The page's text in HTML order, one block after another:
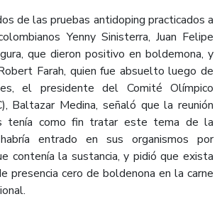
de las pruebas antidoping practicados a
Yenny Sinisterra, Juan Felipe
que dieron positivo en boldemona, y
Farah, quien fue absuelto luego de
el presidente del Comité Olímpico
Baltazar Medina, señaló que la reunión
tenía como fin tratar este tema de la
entrado en sus organismos por
contenía la sustancia, y pidió que exista
presencia cero de boldenona en la carne